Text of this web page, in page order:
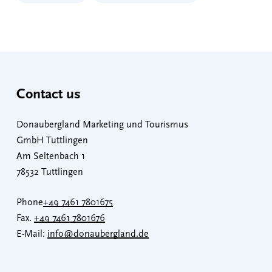
Contact us
Donaubergland Marketing und Tourismus
GmbH Tuttlingen
Am Seltenbach 1
78532 Tuttlingen
Phone+49 7461 7801675
Fax. +49 7461 7801676
E-Mail: info@donaubergland.de